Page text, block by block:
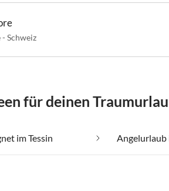
- Schweiz
für deinen
im Tessin Angelurlaub